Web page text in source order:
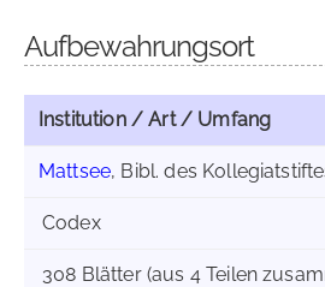
Aufbewahrungsort
Institution / Art / Umfang
Mattsee, Bibl. des
Codex
308 Blätter (aus 4 Teilen